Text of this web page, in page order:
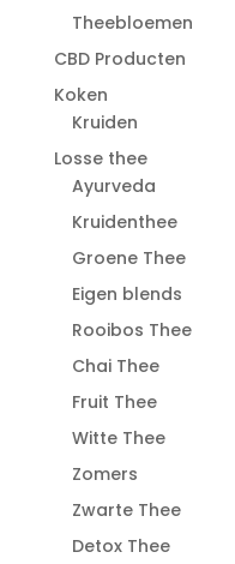
Theebloemen
CBD Producten
Koken
Kruiden
Losse thee
Ayurveda
Kruidenthee
Groene Thee
Eigen blends
Rooibos Thee
Chai Thee
Fruit Thee
Witte Thee
Zomers
Zwarte Thee
Detox Thee